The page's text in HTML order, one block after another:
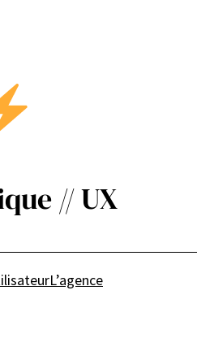
// UX
L’agence